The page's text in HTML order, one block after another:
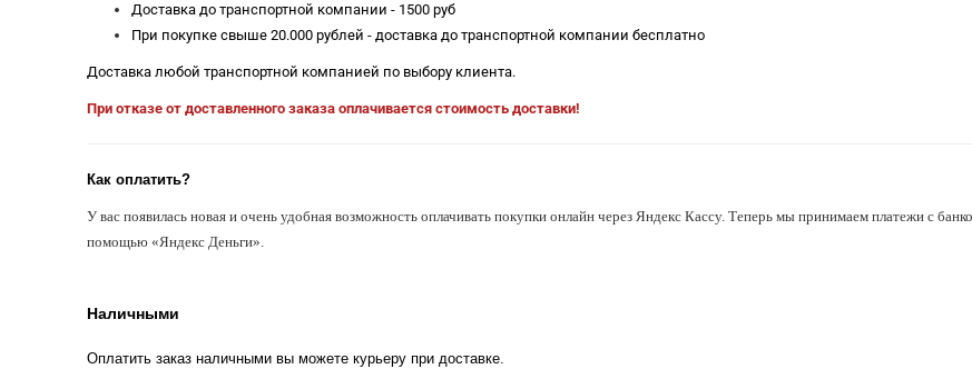
Доставка до транспортной компании - 1500 руб
При покупке свыше 20.000 рублей - доставка до транспортной компании бесплатно
Доставка любой транспортной компанией по выбору клиента.
При отказе от доставленного заказа оплачивается стоимость доставки!
Как оплатить?
У вас появилась новая и очень удобная возможность оплачивать покупки онлайн через Яндекс Кассу. Теперь мы принимаем платежи с
помощью «Яндекс Деньги».
Наличными
Оплатить заказ наличными вы можете курьеру при доставке.